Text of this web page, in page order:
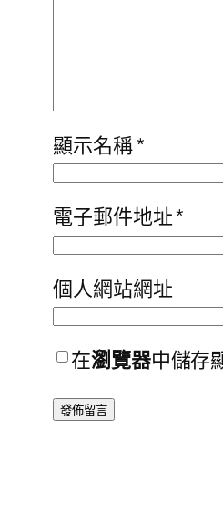
顯示名稱*
電子郵件地址*
個人網站網址
在瀏覽器中儲存